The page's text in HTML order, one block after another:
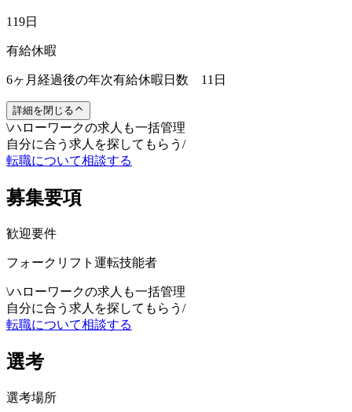
119日
有給休暇
6ヶ月経過後の年次有給休暇日数 11日
詳細を閉じる
\ハローワークの求人も一括管理
自分に合う求人を探してもらう /
転職について相談する
募集要項
歓迎要件
フォークリフト運転技能者
\ハローワークの求人も一括管理
自分に合う求人を探してもらう /
転職について相談する
選考
選考場所